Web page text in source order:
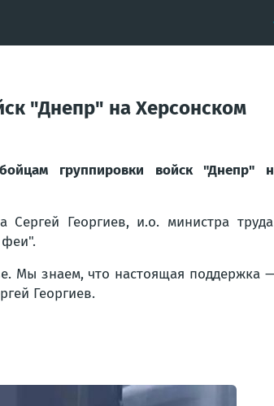
"Днепр" на Херсонском
группировки войск "Днепр"
Сергей Георгиев, и.о. министра
Мы знаем, что настоящая поддержка
Георгиев.